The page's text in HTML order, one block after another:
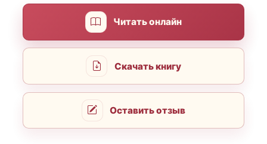
Читать онлайн
Скачать книгу
Оставить отзыв